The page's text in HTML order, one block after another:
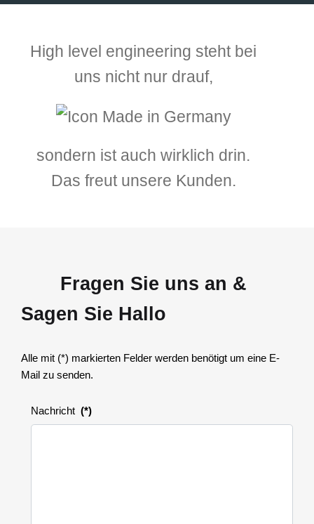
High level engineering steht bei
uns nicht nur drauf,
sondern ist auch wirklich drin.
Das freut unsere Kunden.
Fragen Sie uns an &
Sagen Sie Hallo
Alle mit (*) markierten Felder werden benötigt um eine E-
Mail zu senden.
Nachricht (*)